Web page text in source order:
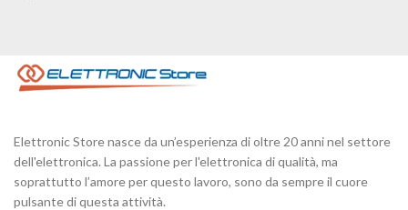
Elettronic Store nasce da un’esperienza di oltre 20 anni nel settore
dell'elettronica. La passione per l'elettronica di qualità, ma
soprattutto l’amore per questo lavoro, sono da sempre il cuore
pulsante di questa attività.